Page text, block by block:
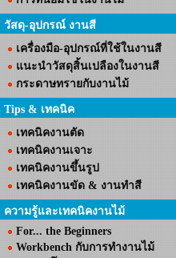
วัสดุ-อุปกรณ์ งานสี
เครื่องมือ-อุปกรณ์ที่ใช้ในงานสี
แนะนำวัสดุสิ้นเปลืองในงานสี
กระดาษทรายกับงานไม้
Tips & เทคนิค
เทคนิคงานตัด
เทคนิคงานเจาะ
เทคนิคงานขึ้นรูป
เทคนิคงานขัด & งานทำสี
ความรู้และเทคนิคงานไม้
For... the Beginners
Workbench กับการทำงานไม้